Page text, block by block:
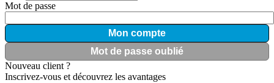
Mot de passe
Mon compte
Mot de passe oublié
Nouveau client ?
Inscrivez-vous et découvrez les avantages